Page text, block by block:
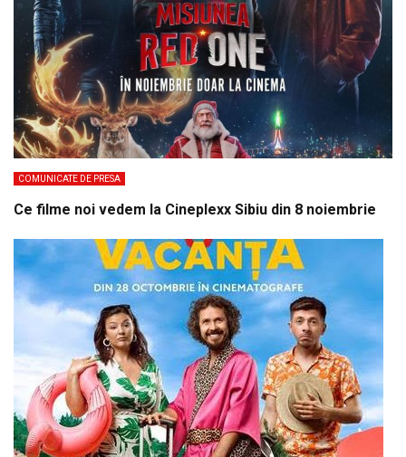
COMUNICATE DE PRESA
Ce filme noi vedem la Cineplexx Sibiu din 8 noiembrie